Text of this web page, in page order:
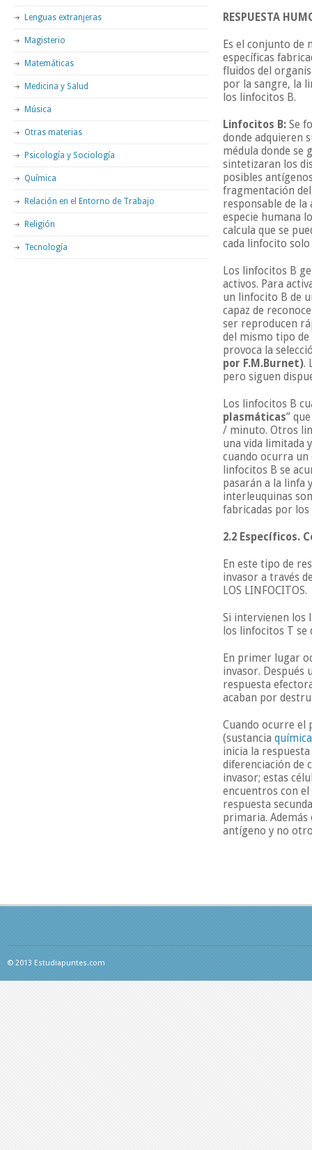
RESPUESTA
Es el conjunto
específicas
fluidos del
por la sangre, la
los linfocitos B.
Linfocitos B: Se
donde adquieren
médula donde se
sintetizaran los
posibles
fragmentación
responsable de la
especie humana
calcula que se
cada linfocito
Los linfocitos B
activos. Para
un linfocito B de
capaz de
ser reproducen
del mismo tipo
provoca la
por F.M.Burnet).
pero siguen
Los linfocitos B
plasmáticas”
/ minuto. Otros
una vida limitada
cuando ocurra un
linfocitos B se
pasarán a la linfa
interleuquinas
fabricadas por
2.2 Específicos.
En este tipo de
invasor a través
LOS LINFOCITOS.
Si intervienen los
los linfocitos T
En primer lugar
invasor. Después
respuesta
acaban por
Cuando ocurre el
(sustancia química
inicia la
diferenciación de
invasor; estas
encuentros con
respuesta
primaria. Además
antígeno y no
Lenguas extranjeras
Magisterio
Matemáticas
Medicina y Salud
Música
Otras materias
Psicología y Sociología
Química
Relación en el Entorno de Trabajo
Religión
Tecnología
© 2013 Estudiapuntes.com